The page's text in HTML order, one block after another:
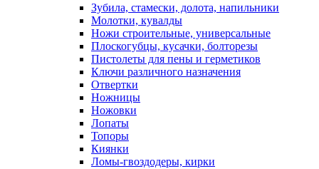
Зубила, стамески, долота, напильники
Молотки, кувалды
Ножи строительные, универсальные
Плоскогубцы, кусачки, болторезы
Пистолеты для пены и герметиков
Ключи различного назначения
Отвертки
Ножницы
Ножовки
Лопаты
Топоры
Киянки
Ломы-гвоздодеры, кирки